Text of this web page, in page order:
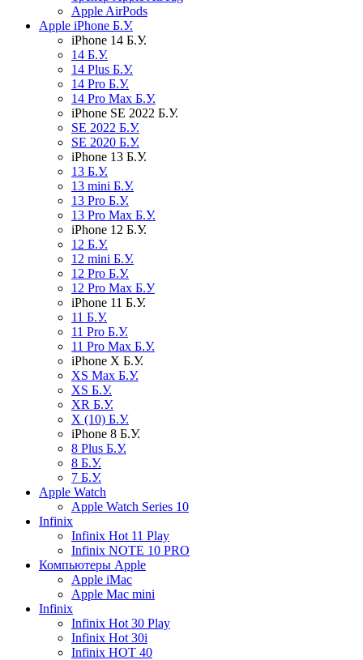
Apple AirPods
Apple iPhone Б.У.
iPhone 14 Б.У.
14 Б.У.
14 Plus Б.У.
14 Pro Б.У.
14 Pro Max Б.У.
iPhone SE 2022 Б.У.
SE 2022 Б.У.
SE 2020 Б.У.
iPhone 13 Б.У.
13 Б.У.
13 mini Б.У.
13 Pro Б.У.
13 Pro Max Б.У.
iPhone 12 Б.У.
12 Б.У.
12 mini Б.У.
12 Pro Б.У.
12 Pro Max Б.У
iPhone 11 Б.У.
11 Б.У.
11 Pro Б.У.
11 Pro Max Б.У.
iPhone X Б.У.
XS Max Б.У.
XS Б.У.
XR Б.У.
X (10) Б.У.
iPhone 8 Б.У.
8 Plus Б.У.
8 Б.У.
7 Б.У.
Apple Watch
Apple Watch Series 10
Infinix
Infinix Hot 11 Play
Infinix NOTE 10 PRO
Компьютеры Apple
Apple iMac
Apple Mac mini
Infinix
Infinix Hot 30 Play
Infinix Hot 30i
Infinix HOT 40